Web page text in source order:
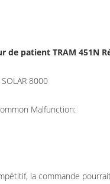
de patient TRAM 451N
8000
Malfunction:
la commande